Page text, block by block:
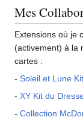
Mes
Extensions où je
(activement) à la
cartes :
- Soleil et Lune
- XY Kit du
- Collection